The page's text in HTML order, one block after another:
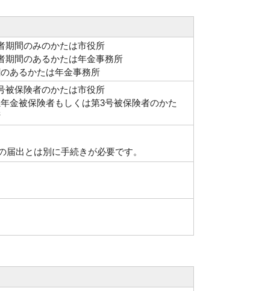
期間のみのかたは市役所
期間のあるかたは年金事務所
あるかたは年金事務所
被保険者のかたは市役所
金被保険者もしくは第3号被保険者のかた
出とは別に手続きが必要です。